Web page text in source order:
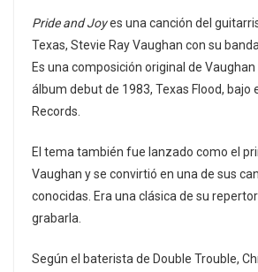
Pride and Joyes una canción del
Texas, Stevie Ray Vaughan con su
Es una composición original de
álbum debut de 1983, Texas Flood, bajo
Records.
El tema también fue lanzado como el
Vaughan y se convirtió en una de sus
conocidas. Era una clásica de su
grabarla.
Según el baterista de Double Trouble,